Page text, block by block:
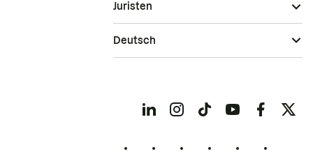
Juristen
Deutsch